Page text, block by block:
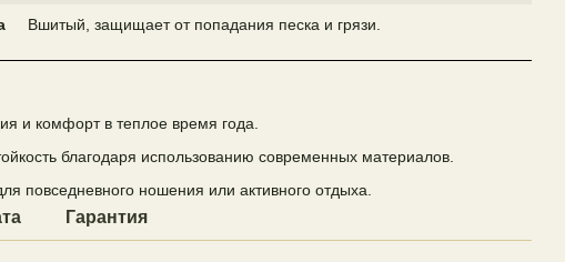
Вшитый, защищает от попадания песка и грязи.
и комфорт в теплое время года.
благодаря использованию современных материалов.
повседневного ношения или активного отдыха.
Гарантия